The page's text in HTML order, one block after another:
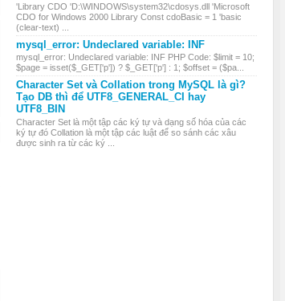
'Library CDO 'D:\WINDOWS\system32\cdosys.dll 'Microsoft
CDO for Windows 2000 Library Const cdoBasic = 1 'basic
(clear-text) ...
mysql_error: Undeclared variable: INF
mysql_error: Undeclared variable: INF PHP Code: $limit = 10;
$page = isset($_GET['p']) ? $_GET['p'] : 1; $offset = ($pa...
Character Set và Collation trong MySQL là gì?
Tạo DB thì để UTF8_GENERAL_CI hay
UTF8_BIN
Character Set là một tập các ký tự và dạng số hóa của các
ký tự đó Collation là một tập các luật để so sánh các xâu
được sinh ra từ các ký ...